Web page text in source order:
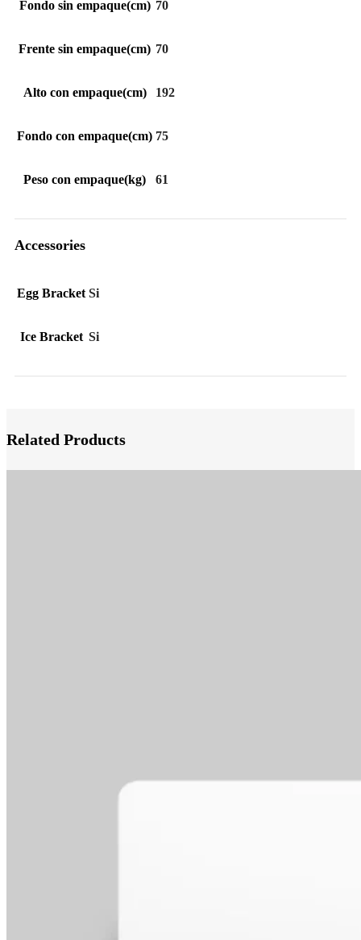
Fondo sin empaque(cm) 70
Frente sin empaque(cm) 70
Alto con empaque(cm) 192
Fondo con empaque(cm) 75
Peso con empaque(kg) 61
Accessories
Egg Bracket Si
Ice Bracket Si
Related Products